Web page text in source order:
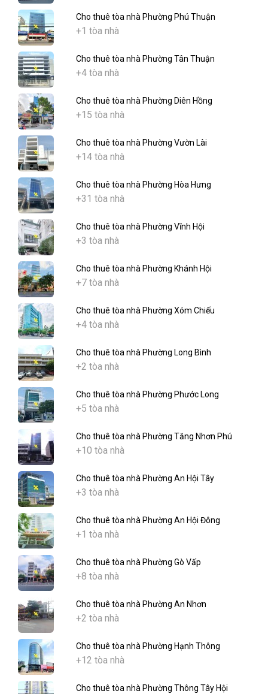
Cho thuê tòa nhà Phường Phú Thuận
+1 tòa nhà
Cho thuê tòa nhà Phường Tân Thuận
+4 tòa nhà
Cho thuê tòa nhà Phường Diên Hồng
+15 tòa nhà
Cho thuê tòa nhà Phường Vườn Lài
+14 tòa nhà
Cho thuê tòa nhà Phường Hòa Hưng
+31 tòa nhà
Cho thuê tòa nhà Phường Vĩnh Hội
+3 tòa nhà
Cho thuê tòa nhà Phường Khánh Hội
+7 tòa nhà
Cho thuê tòa nhà Phường Xóm Chiếu
+4 tòa nhà
Cho thuê tòa nhà Phường Long Bình
+2 tòa nhà
Cho thuê tòa nhà Phường Phước Long
+5 tòa nhà
Cho thuê tòa nhà Phường Tăng Nhơn Phú
+10 tòa nhà
Cho thuê tòa nhà Phường An Hội Tây
+3 tòa nhà
Cho thuê tòa nhà Phường An Hội Đông
+1 tòa nhà
Cho thuê tòa nhà Phường Gò Vấp
+8 tòa nhà
Cho thuê tòa nhà Phường An Nhơn
+2 tòa nhà
Cho thuê tòa nhà Phường Hạnh Thông
+12 tòa nhà
Cho thuê tòa nhà Phường Thông Tây Hội